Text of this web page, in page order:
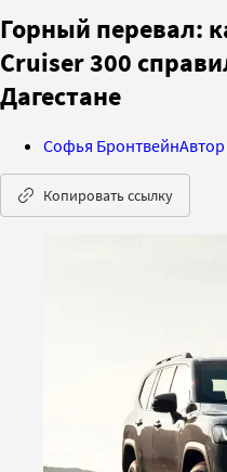
Горный перевал:
Cruiser 300
Дагестане
Софья БронтвейнАвтор
Копировать ссылку